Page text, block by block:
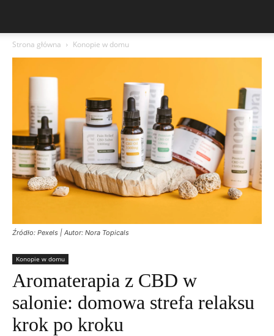
Strona główna Konopie w domu
Źródło: Pexels | Autor: Nora Topicals
Konopie w domu
Aromaterapia z CBD w
salonie: domowa strefa relaksu
krok po kroku